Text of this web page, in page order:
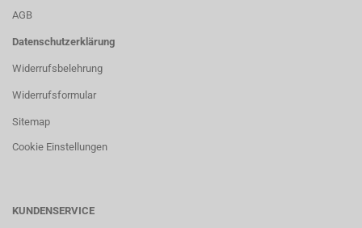
AGB
Datenschutzerklärung
Widerrufsbelehrung
Widerrufsformular
Sitemap
Cookie Einstellungen
KUNDENSERVICE